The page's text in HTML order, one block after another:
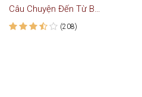
Câu Chuyện Đến Từ Bóng Tối
(208)